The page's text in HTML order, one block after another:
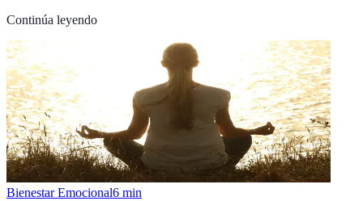
Continúa leyendo
Bienestar Emocional6 min